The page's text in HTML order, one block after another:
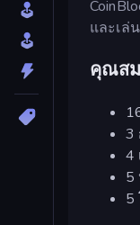
และเล่
คุณส
3
4
5
5